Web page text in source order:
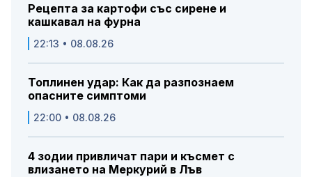
Рецепта за картофи със сирене и
кашкавал на фурна
22:13 • 08.08.26
Топлинен удар: Как да разпознаем
опасните симптоми
22:00 • 08.08.26
4 зодии привличат пари и късмет с
влизането на Меркурий в Лъв